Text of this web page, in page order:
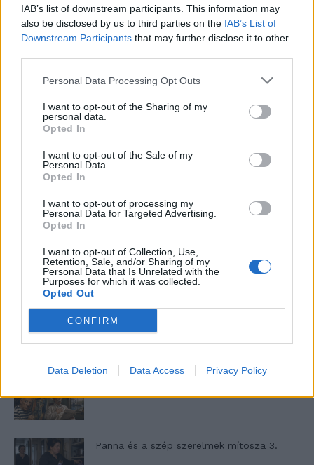
IAB’s list of downstream participants. This information may
also be disclosed by us to third parties on the IAB’s List of
Downstream Participants that may further disclose it to other
Personal Data Processing Opt Outs
I want to opt-out of the Sharing of my
personal data.
Opted In
I want to opt-out of the Sale of my
Personal Data.
Opted In
I want to opt-out of processing my
Personal Data for Targeted Advertising.
Opted In
I want to opt-out of Collection, Use,
Retention, Sale, and/or Sharing of my
Personal Data that Is Unrelated with the
Purposes for which it was collected.
Opted Out
CONFIRM
Data Deletion Data Access Privacy Policy
Pedig szóltam… – Miért nem hiszünk a
A legidegesítőbb kifejezések laza
gyűjteménye
A világ legismertebb ruhái
Nyár, nevetés, anekdoták
Panna és a szép szerelmek mítosza 3.